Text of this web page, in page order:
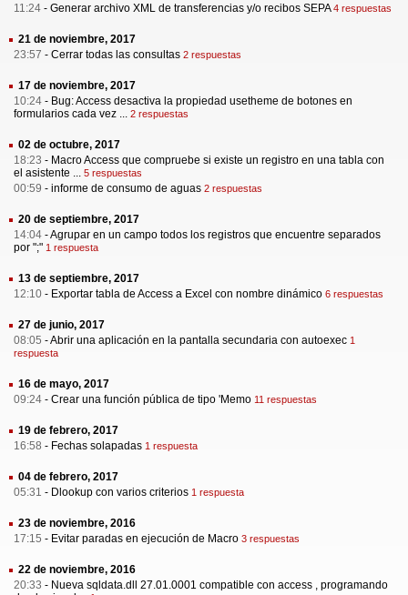
11:24 - Generar archivo XML de transferencias y/o recibos SEPA 4 respuestas
21 de noviembre, 2017
23:57 - Cerrar todas las consultas 2 respuestas
17 de noviembre, 2017
10:24 - Bug: Access desactiva la propiedad usetheme de botones en
formularios cada vez ... 2 respuestas
02 de octubre, 2017
18:23 - Macro Access que compruebe si existe un registro en una tabla con
el asistente ... 5 respuestas
00:59 - informe de consumo de aguas 2 respuestas
20 de septiembre, 2017
14:04 -Agrupar en un campo todos los registros que encuentre separados
por ";" 1 respuesta
13 de septiembre, 2017
12:10 - Exportar tabla de Access a Excel con nombre dinámico 6 respuestas
27 de junio, 2017
08:05 -Abrir una aplicación en la pantalla secundaria con autoexec 1
respuesta
16 de mayo, 2017
09:24 - Crear una función pública de tipo 'Memo 11 respuestas
19 de febrero, 2017
16:58 - Fechas solapadas 1 respuesta
04 de febrero, 2017
05:31 - Dlookup con varios criterios 1 respuesta
23 de noviembre, 2016
17:15 - Evitar paradas en ejecución de Macro 3 respuestas
22 de noviembre, 2016
20:33 - Nueva sqldata.dll 27.01.0001 compatible con access , programando